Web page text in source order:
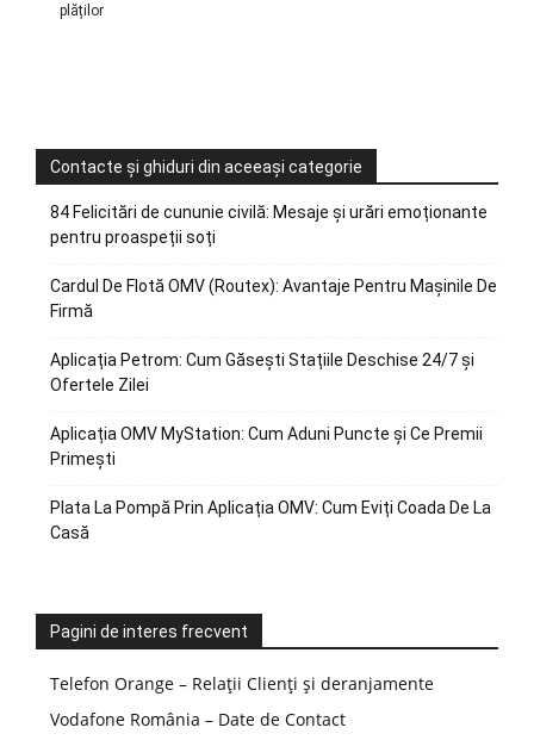
plăților
Contacte și ghiduri din aceeași categorie
84 Felicitări de cununie civilă: Mesaje și urări emoționante
pentru proaspeții soți
Cardul De Flotă OMV (Routex): Avantaje Pentru Mașinile De
Firmă
Aplicația Petrom: Cum Găsești Stațiile Deschise 24/7 și
Ofertele Zilei
Aplicația OMV MyStation: Cum Aduni Puncte și Ce Premii
Primești
Plata La Pompă Prin Aplicația OMV: Cum Eviți Coada De La
Casă
Pagini de interes frecvent
Telefon Orange – Relații Clienți și deranjamente
Vodafone România – Date de Contact